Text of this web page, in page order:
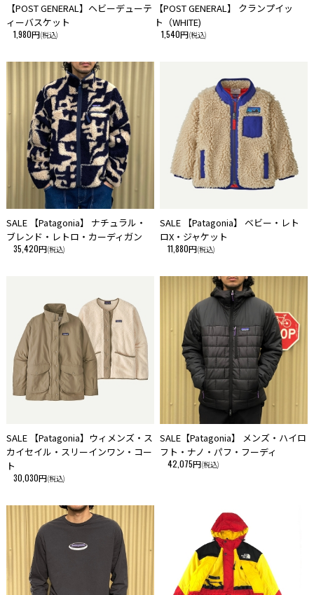
【POST GENERAL】ヘビーデューテ
ィーバスケット
1,980円(税込)
【POST GENERAL】 クランプイッ
ト（WHITE)
1,540円(税込)
SALE 【Patagonia】 ナチュラル・
ブレンド・レトロ・カーディガン
35,420円(税込)
SALE 【Patagonia】 ベビー・レト
ロX・ジャケット
11,880円(税込)
SALE 【Patagonia】ウィメンズ・ス
カイセイル・スリーインワン・コー
ト
30,030円(税込)
SALE【Patagonia】 メンズ・ハイロ
フト・ナノ・パフ・フーディ
42,075円(税込)